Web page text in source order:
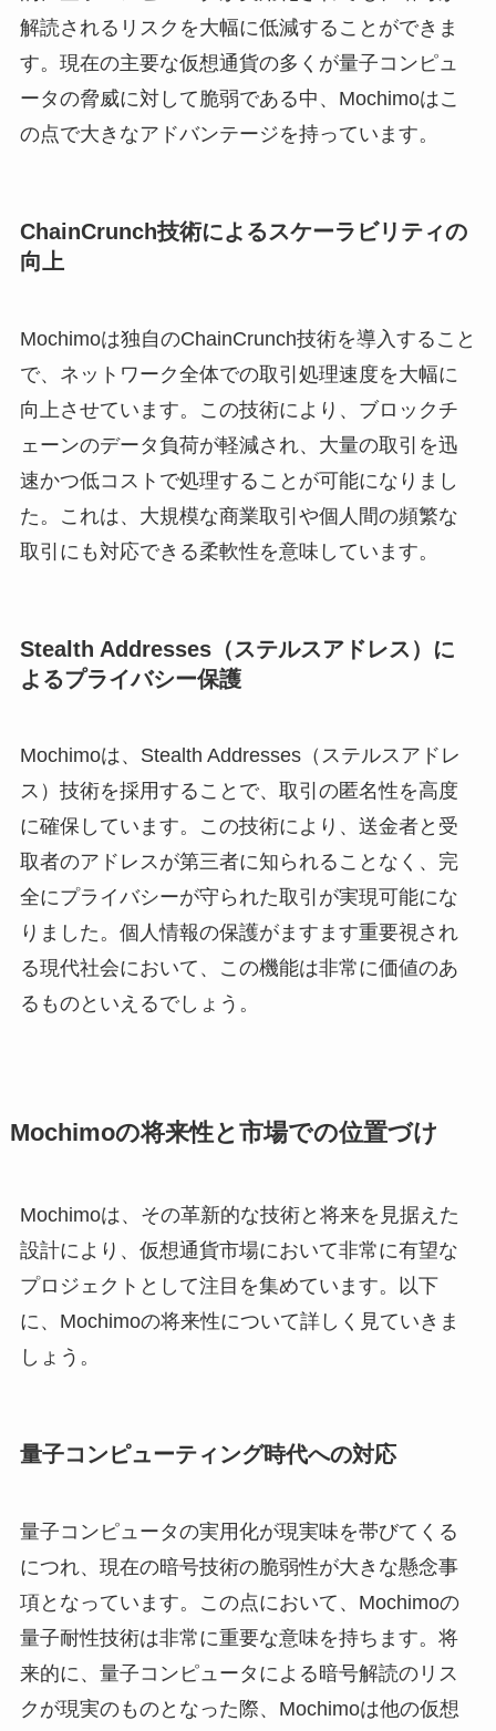
解読されるリスクを大幅に低減することができま
す。現在の主要な仮想通貨の多くが量子コンピュ
ータの脅威に対して脆弱である中、Mochimoはこ
の点で大きなアドバンテージを持っています。
ChainCrunch技術によるスケーラビリティの
向上
Mochimoは独自のChainCrunch技術を導入すること
で、ネットワーク全体での取引処理速度を大幅に
向上させています。この技術により、ブロックチ
ェーンのデータ負荷が軽減され、大量の取引を迅
速かつ低コストで処理することが可能になりまし
た。これは、大規模な商業取引や個人間の頻繁な
取引にも対応できる柔軟性を意味しています。
Stealth Addresses（ステルスアドレス）に
よるプライバシー保護
Mochimoは、Stealth Addresses（ステルスアドレ
ス）技術を採用することで、取引の匿名性を高度
に確保しています。この技術により、送金者と受
取者のアドレスが第三者に知られることなく、完
全にプライバシーが守られた取引が実現可能にな
りました。個人情報の保護がますます重要視され
る現代社会において、この機能は非常に価値のあ
るものといえるでしょう。
Mochimoの将来性と市場での位置づけ
Mochimoは、その革新的な技術と将来を見据えた
設計により、仮想通貨市場において非常に有望な
プロジェクトとして注目を集めています。以下
に、Mochimoの将来性について詳しく見ていきま
しょう。
量子コンピューティング時代への対応
量子コンピュータの実用化が現実味を帯びてくる
につれ、現在の暗号技術の脆弱性が大きな懸念事
項となっています。この点において、Mochimoの
量子耐性技術は非常に重要な意味を持ちます。将
来的に、量子コンピュータによる暗号解読のリス
クが現実のものとなった際、Mochimoは他の仮想